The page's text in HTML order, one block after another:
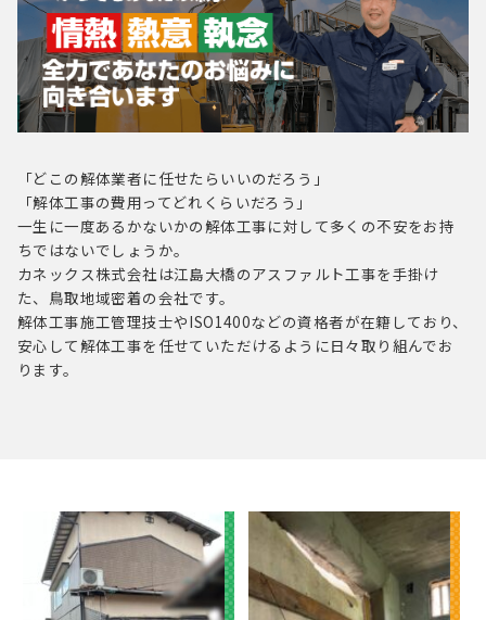
「どこの解体業者に任せたらいいのだろう」
「解体工事の費用ってどれくらいだろう」
一生に一度あるかないかの解体工事に対して多くの不安をお持
ちではないでしょうか。
カネックス株式会社は江島大橋のアスファルト工事を手掛け
た、鳥取地域密着の会社です。
解体工事施工管理技士やISO1400などの資格者が在籍しており、
安心して解体工事を任せていただけるように日々取り組んでお
ります。